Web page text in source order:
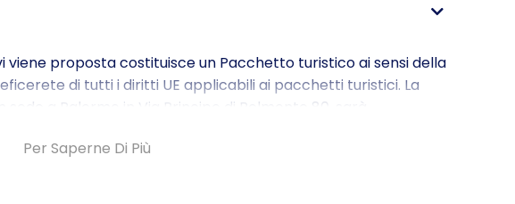
viene proposta costituisce un Pacchetto turistico ai sensi della
di tutti i diritti UE applicabili ai pacchetti turistici. La
a Palermo in Via Principe di Belmonte 80, sarà
Per Saperne Di Più